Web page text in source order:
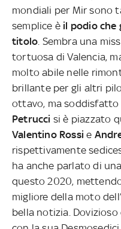
mondiali per Mir sono
semplice è il podio che
titolo . Sembra una
tortuosa di Valencia,
molto abile nelle
brillante per gli altri
ottavo, ma soddisfatto
Petrucci si è piazzato
Valentino Rossi e
rispettivamente
ha anche parlato di
questo 2020,
migliore della moto
bella notizia.